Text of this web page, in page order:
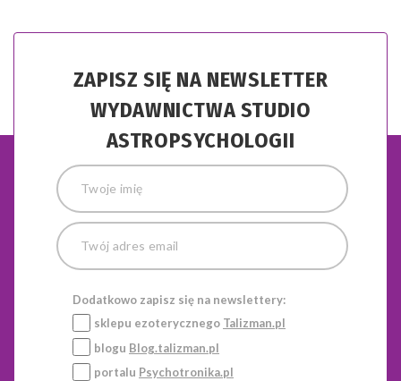
ZAPISZ SIĘ NA NEWSLETTER
WYDAWNICTWA STUDIO
ASTROPSYCHOLOGII
Dodatkowo zapisz się na newslettery:
sklepu ezoterycznego Talizman.pl
blogu Blog.talizman.pl
portalu Psychotronika.pl